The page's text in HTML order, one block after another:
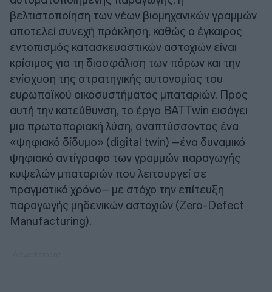
βελτιστοποίηση των νέων βιομηχανικών γραμμών
αποτελεί συνεχή πρόκληση, καθώς ο έγκαιρος
εντοπισμός κατασκευαστικών αστοχιών είναι
κρίσιμος για τη διασφάλιση των πόρων και την
ενίσχυση της στρατηγικής αυτονομίας του
ευρωπαϊκού οικοσυστήματος μπαταριών. Προς
αυτή την κατεύθυνση, το έργο BATTwin εισάγει
μια πρωτοποριακή λύση, αναπτύσσοντας ένα
«ψηφιακό δίδυμο» (digital twin) –ένα δυναμικό
ψηφιακό αντίγραφο των γραμμών παραγωγής
κυψελών μπαταριών που λειτουργεί σε
πραγματικό χρόνο– με στόχο την επίτευξη
παραγωγής μηδενικών αστοχιών (Zero-Defect
Manufacturing).